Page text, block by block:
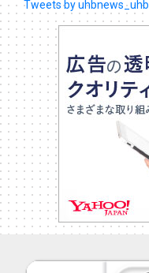
Tweets by uhbnews_uhb